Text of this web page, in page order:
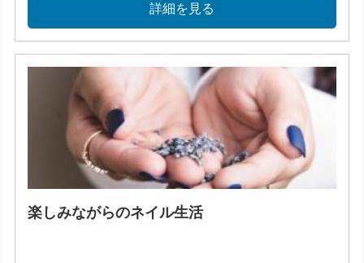
詳細を見る
楽しみながらのネイル生活